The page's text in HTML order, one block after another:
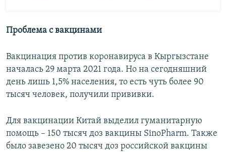
Проблема с вакцинами
Вакцинация против коронавируса в Кыргызстане
началась 29 марта 2021 года. Но на сегодняшний
день лишь 1,5% населения, то есть чуть более 90
тысяч человек, получили прививки.
Для вакцинации Китай выделил гуманитарную
помощь – 150 тысяч доз вакцины SinoPharm. Также
было завезено 20 тысяч доз российской вакцины